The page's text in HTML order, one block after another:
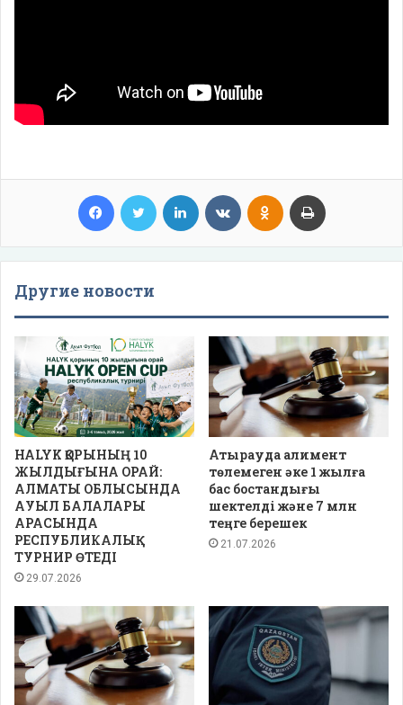
Facebook Twitter LinkedIn VKontakteOdnoklassniki
Другие новости
HALYK ҚОРЫНЫҢ 10
ЖЫЛДЫҒЫНА ОРАЙ:
АЛМАТЫ ОБЛЫСЫНДА
АУЫЛ БАЛАЛАРЫ
АРАСЫНДА
РЕСПУБЛИКАЛЫҚ
ТУРНИР ӨТЕДІ
29.07.2026
Атырауда алимент
төлемеген әке 1 жылға
бас бостандығы
шектелді және 7 млн
теңге берешек
21.07.2026